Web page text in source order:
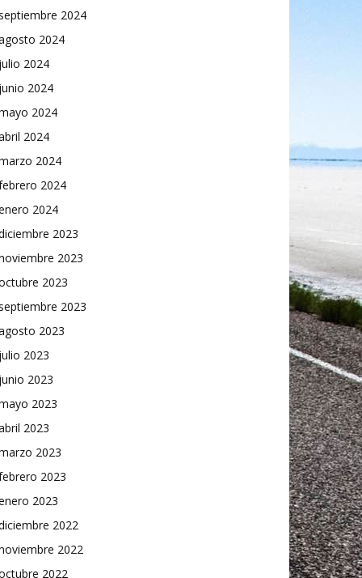
2024
2024
2024
2024
2024
2024
2024
2024
2024
2023
2023
2023
2023
2023
2023
2023
2023
2023
2023
2023
2023
2022
2022
2022